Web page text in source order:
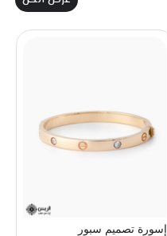
إسورة تصميم سبور